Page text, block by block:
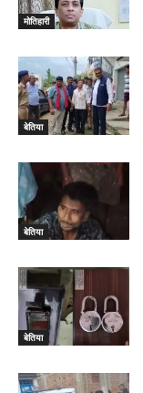
मोतिहारी
बेतिया
बेतिया
बेतिया